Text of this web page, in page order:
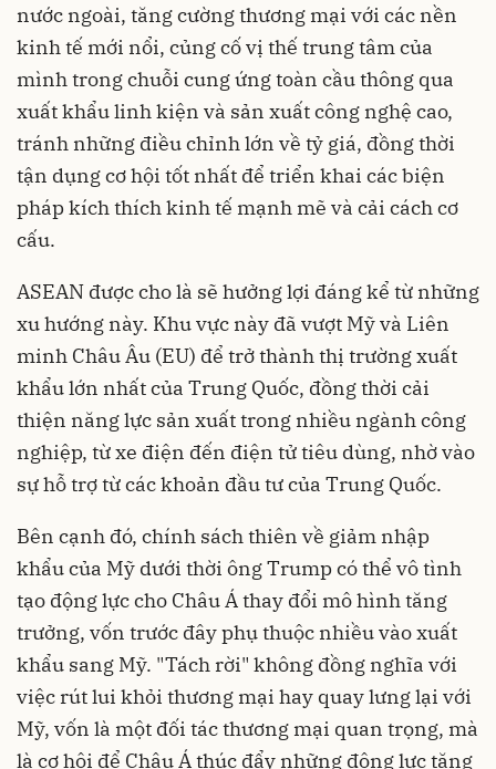
nước ngoài, tăng cường thương mại với các nền
kinh tế mới nổi, củng cố vị thế trung tâm của
mình trong chuỗi cung ứng toàn cầu thông qua
xuất khẩu linh kiện và sản xuất công nghệ cao,
tránh những điều chỉnh lớn về tỷ giá, đồng thời
tận dụng cơ hội tốt nhất để triển khai các biện
pháp kích thích kinh tế mạnh mẽ và cải cách cơ
cấu.
ASEAN được cho là sẽ hưởng lợi đáng kể từ những
xu hướng này. Khu vực này đã vượt Mỹ và Liên
minh Châu Âu (EU) để trở thành thị trường xuất
khẩu lớn nhất của Trung Quốc, đồng thời cải
thiện ​​năng lực sản xuất trong nhiều ngành công
nghiệp, từ xe điện đến điện tử tiêu dùng, nhờ vào
sự hỗ trợ từ các khoản đầu tư của Trung Quốc.
Bên cạnh đó, chính sách thiên về giảm nhập
khẩu của Mỹ dưới thời ông Trump có thể vô tình
tạo động lực cho Châu Á thay đổi mô hình tăng
trưởng, vốn trước đây phụ thuộc nhiều vào xuất
khẩu sang Mỹ. "Tách rời" không đồng nghĩa với
việc rút lui khỏi thương mại hay quay lưng lại với
Mỹ, vốn là một đối tác thương mại quan trọng, mà
là cơ hội để Châu Á thúc đẩy những động lực tăng